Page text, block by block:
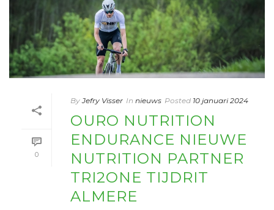
0
By Jefry Visser In nieuws Posted 10 januari 2024
OURO NUTRITION
ENDURANCE NIEUWE
NUTRITION PARTNER
TRI2ONE TIJDRIT
ALMERE